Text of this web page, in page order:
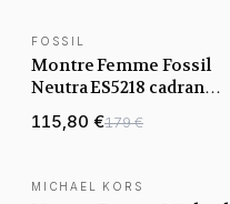
NOUVEAUTÉ
FOSSIL
Montre Femme Fossil
Neutra ES5218 cadran
marron nacré bracelet
acier
115,80 €179 €
NOUVEAUTÉ
MICHAEL KORS